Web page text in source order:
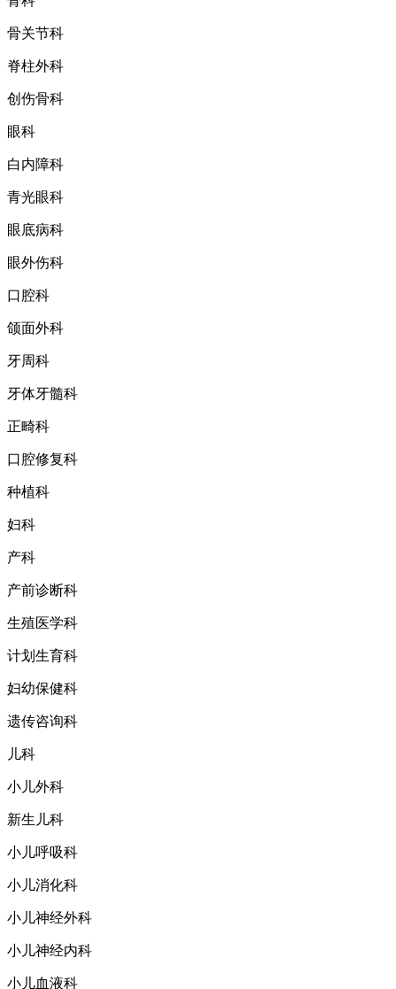
骨关节科
脊柱外科
创伤骨科
眼科
白内障科
青光眼科
眼底病科
眼外伤科
口腔科
颌面外科
牙周科
牙体牙髓科
正畸科
口腔修复科
种植科
妇科
产科
产前诊断科
生殖医学科
计划生育科
妇幼保健科
遗传咨询科
儿科
小儿外科
新生儿科
小儿呼吸科
小儿消化科
小儿神经外科
小儿神经内科
小儿血液科